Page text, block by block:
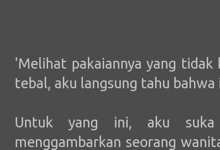
'Melihat pakaiannya yang tidak
tebal, aku langsung tahu
Untuk yang ini, aku suka
menggambarkan seorang